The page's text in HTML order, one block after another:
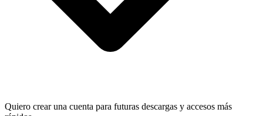
Quiero crear una cuenta para futuras descargas y accesos más